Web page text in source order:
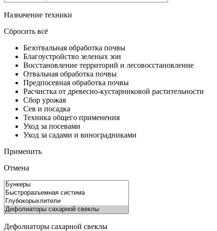
Назначение техники
Сбросить всё
Безотвальная обработка почвы
Благоустройство зеленых зон
Восстановление территорий и лесовосстановление
Отвальная обработка почвы
Предпосевная обработка почвы
Расчистка от древесно-кустарниковой растительности
Сбор урожая
Сев и посадка
Техника общего применения
Уход за посевами
Уход за садами и виноградниками
Применить
Отмена
Дефолиаторы сахарной свеклы